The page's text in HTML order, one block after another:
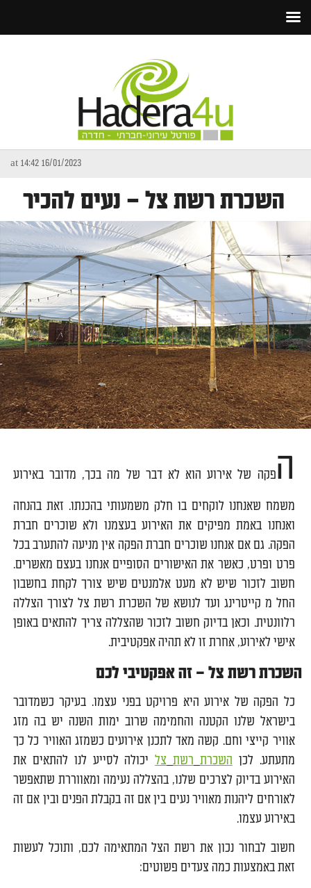
16/01/2023 at 14:42
השכרת רשת צל – נעים להכיר
הפקה של אירוע הוא לא דבר של מה בכך, מדובר באירוע
משמח שאנחנו לוקחים בו חלק משמעותי בהכנתו. זאת בהנחה
ואנחנו באמת מפיקים את האירוע בעצמנו ולא שוכרים חברת
הפקה. גם אם אנחנו שוכרים חברת הפקה אין מניעה להתערב בכל
פרט ופרט, כאשר את האישורים הסופיים אנחנו בעצם מאשרים.
חשוב לזכור שיש לא מעט אלמנטים שיש צורך לקחת בחשבון
החל מ קייטרינג ועד לנושא של השכרת רשת צל לצורך הצללה
רלוונטית. וכאן בדיוק חשוב לזכור שהצללה צריך להתאים באופן
אישי לאירוע, אחרת זו לא תהיה אפקטיבית.
השכרת רשת צל – זה אפקטיבי לכם
כל הפקה של אירוע היא פרויקט בפני עצמו. בעיקר כשמדובר
בישראל שלנו הקטנה והחמימה שרוב ימות השנה יש בה מזג
אוויר קייצי וחם. קשה מאד לתכנן אירועים כשמזג האוויר כל כך
מתעתע. לכן השכרת רשת צליכולה לסייע לנו להתאים את
האירוע בדיוק לצרכים שלנו, בהצללה נעימה ומאווררת שתאפשר
לאורחים ליהנות מאוויר נעים בין אם זה בקבלת הפנים ובין אם זה
באירוע עצמו.
חשוב לבחור נכון את רשת הצל המתאימה לכם, ותוכל לעשות
זאת באמצעות כמה צעדים פשוטים: